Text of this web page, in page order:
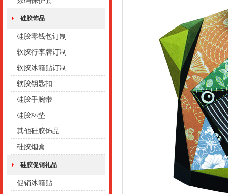
硅胶饰品
硅胶零钱包订制
软胶行李牌订制
软胶冰箱贴订制
软胶钥匙扣
硅胶手腕带
硅胶杯垫
其他硅胶饰品
硅胶烟盒
硅胶促销礼品
促销冰箱贴